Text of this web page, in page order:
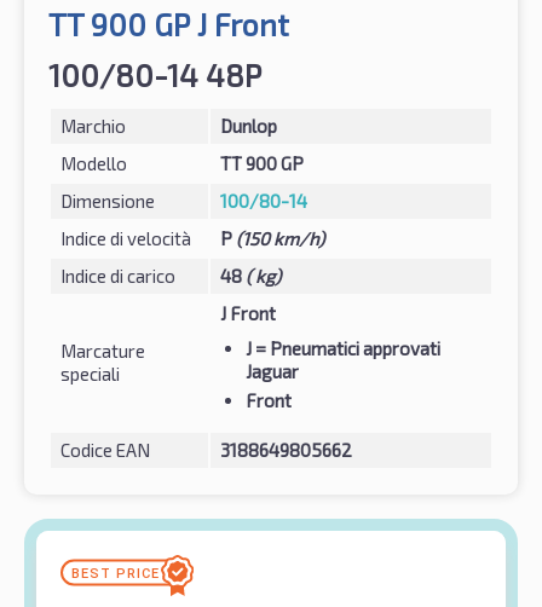
TT 900 GP J Front
100/80-14 48P
Marchio
Dunlop
Modello
TT 900 GP
Dimensione
100/80-14
Indice di velocità
P (150 km/h)
Indice di carico
48 ( kg)
Marcature
speciali
J Front
J = Pneumatici approvati
Jaguar
Front
Codice EAN 3188649805662